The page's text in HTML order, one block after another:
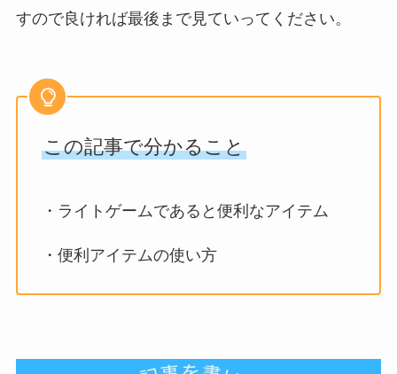
すので良ければ最後まで見ていってください。
この記事で分かること
・ライトゲームであると便利なアイテム
・便利アイテムの使い方